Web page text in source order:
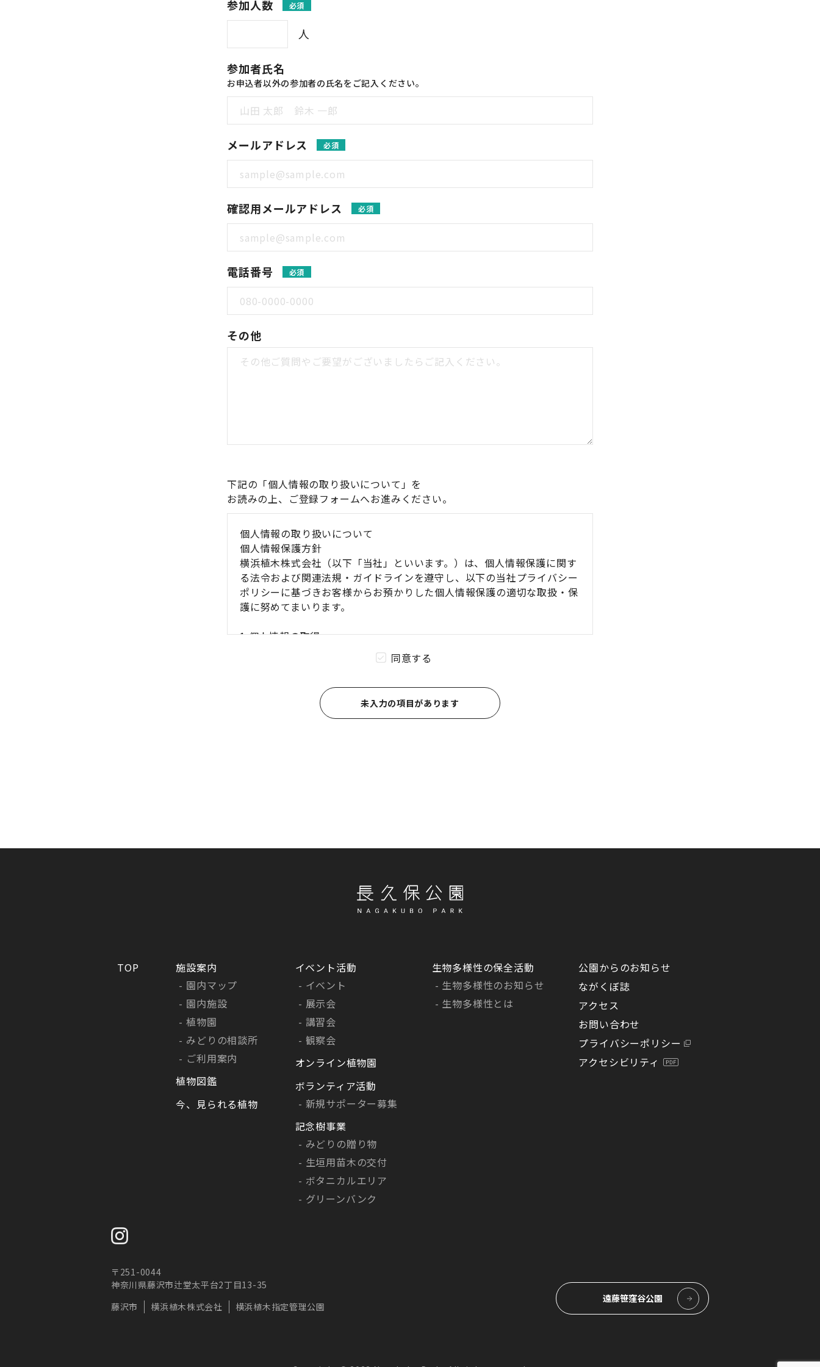
参加人数 必須
人
参加者氏名
お申込者以外の参加者の氏名をご記入ください。
メールアドレス 必須
確認用メールアドレス 必須
電話番号 必須
その他
下記の「個人情報の取り扱いについて」を
お読みの上、ご登録フォームへお進みください。
個人情報の取り扱いについて
個人情報保護方針
横浜植木株式会社（以下「当社」といいます。）は、個人情報保護に関す
る法令および関連法規・ガイドラインを遵守し、以下の当社プライバシー
ポリシーに基づきお客様からお預かりした個人情報保護の適切な取扱・保
護に努めてまいります。
1.個人情報の取得
個人情報の収集は、当社業務遂行に必要な範囲とし、それ以外の情報は収
的を明示し、同意を得ることとします。
個人情報を不正な手段で収集しません。
ましては以下に明示し、これに従います。
・個人情報の持ち出し、外部漏洩に対して適切な対策を講じます。
・全社的な個人情報保護管理者・各部門に管理責任者を配置して個人情報
の保護に努めます。
・個人情報保護体制の維持・改善に対する継続的取り組みを行います。
・役員および従業者に個人情報保護の重要性を認識させ、個人情報の適切
な保護と利用を図るため、個人情報保護および情報セキュリティに関わる
内規を整備し、その定着を図ります。また、当該内規の定期的な見直し・
5.個人情報の開示、訂正、削除
お預かりしている個人情報はご本人からの請求に基づき、ご本人と確認と
させていただいた場合に限り、的確な期間と範囲内にて対処させていただ
6.当社ウェブサイトについて
当社ウェブサイトでは運用管理のためアクセスログを取得しております
が、この情報は当社ウェブサイトの改善などの運用に使用し他の目的での
使用は致しません。また当社にリンクしている他のサイトにおける個人情
お問い合わせ窓口
同意する
未入力の項目があります
TOP
施設案内
園内マップ
園内施設
植物園
みどりの相談所
ご利用案内
植物図鑑
今、見られる植物
イベント活動
イベント
展示会
講習会
観察会
オンライン植物園
ボランティア活動
新規サポーター募集
記念樹事業
みどりの贈り物
生垣用苗木の交付
ボタニカルエリア
グリーンバンク
生物多様性の保全活動
生物多様性のお知らせ
生物多様性とは
公園からのお知らせ
ながくぼ誌
アクセス
お問い合わせ
プライバシーポリシー
アクセシビリティ
〒251-0044
神奈川県藤沢市辻堂太平台2丁目13-35
藤沢市
横浜植木株式会社 横浜植木指定管理公園
遠藤笹窪谷公園